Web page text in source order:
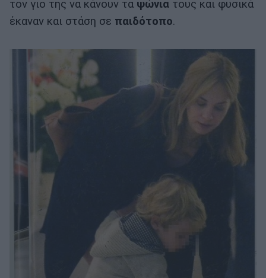
τον γιο της να κάνουν τα ψώνια τους και φυσικά
έκαναν και στάση σε παιδότοπο.